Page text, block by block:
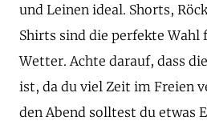
und Leinen ideal. Shorts,
Shirts sind die perfekte Wahl
Wetter. Achte darauf, dass
ist, da du viel Zeit im Freien
den Abend solltest du etwas